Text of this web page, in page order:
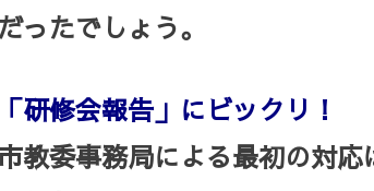
ったでしょう。
研修会報告」にビックリ！
教委事務局による最初の対